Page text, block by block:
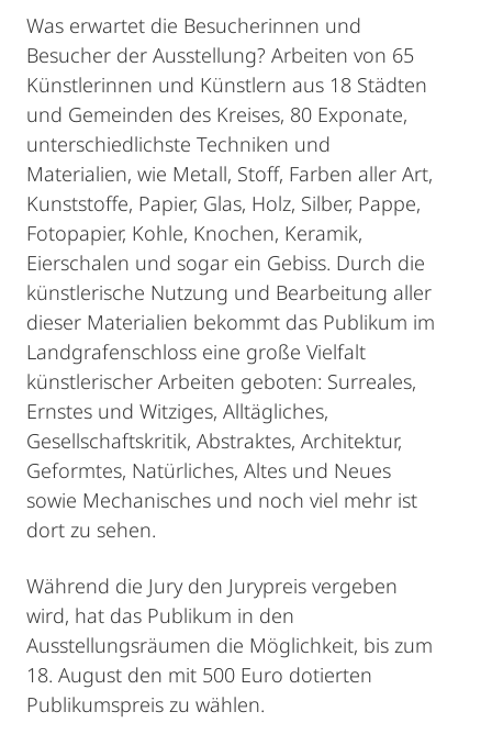
Was erwartet die Besucherinnen und
Besucher der Ausstellung? Arbeiten von 65
Künstlerinnen und Künstlern aus 18 Städten
und Gemeinden des Kreises, 80 Exponate,
unterschiedlichste Techniken und
Materialien, wie Metall, Stoff, Farben aller Art,
Kunststoffe, Papier, Glas, Holz, Silber, Pappe,
Fotopapier, Kohle, Knochen, Keramik,
Eierschalen und sogar ein Gebiss. Durch die
künstlerische Nutzung und Bearbeitung aller
dieser Materialien bekommt das Publikum im
Landgrafenschloss eine große Vielfalt
künstlerischer Arbeiten geboten: Surreales,
Ernstes und Witziges, Alltägliches,
Gesellschaftskritik, Abstraktes, Architektur,
Geformtes, Natürliches, Altes und Neues
sowie Mechanisches und noch viel mehr ist
dort zu sehen.
Während die Jury den Jurypreis vergeben
wird, hat das Publikum in den
Ausstellungsräumen die Möglichkeit, bis zum
18. August den mit 500 Euro dotierten
Publikumspreis zu wählen.